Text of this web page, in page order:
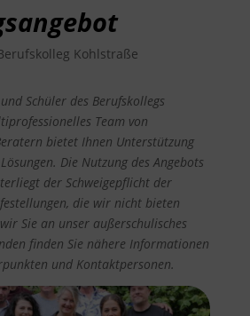
Kohlstraße
Schüler des Berufskollegs
Team von
bietet Ihnen Unterstützung
Die Nutzung des Angebots
der Schweigepflicht der
die wir nicht bieten
Sie an unser außerschulisches
finden Sie nähere Informationen
und Kontaktpersonen.